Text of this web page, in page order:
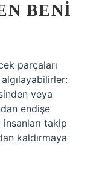
BENI
parçaları
veya
endişe
takip
kaldırmaya